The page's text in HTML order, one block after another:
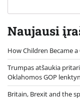
Naujausi
How Children Became a
Trumpas atšaukia
Oklahomos GOP
Britain, Brexit and the